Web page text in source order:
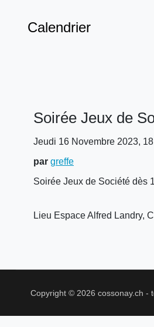
Calendrier
Soirée Jeux de
Jeudi 16 Novembre 2023,
par greffe
Soirée Jeux de Société dès
Lieu Espace Alfred Landry,
Copyright © 2026 cossonay.ch -